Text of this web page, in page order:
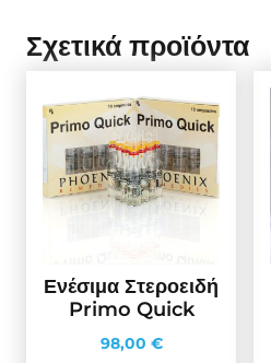
Σχετικά προϊόντα
Ενέσιμα Στεροειδή
Primo Quick
98,00 €